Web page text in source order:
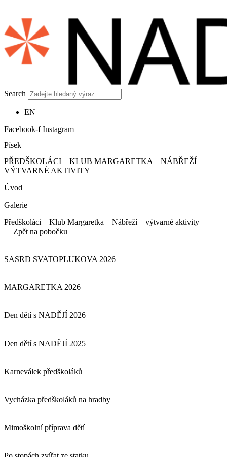
Search
EN
Facebook-f Instagram
Písek
PŘEDŠKOLÁCI – KLUB MARGARETKA – NÁBŘEŽÍ –
VÝTVARNÉ AKTIVITY
Úvod
Galerie
Předškoláci – Klub Margaretka – Nábřeží – výtvarné aktivity
Zpět na pobočku
SASRD SVATOPLUKOVA 2026
MARGARETKA 2026
Den dětí s NADĚJÍ 2026
Den dětí s NADĚJÍ 2025
Karneválek předškoláků
Vycházka předškoláků na hradby
Mimoškolní příprava dětí